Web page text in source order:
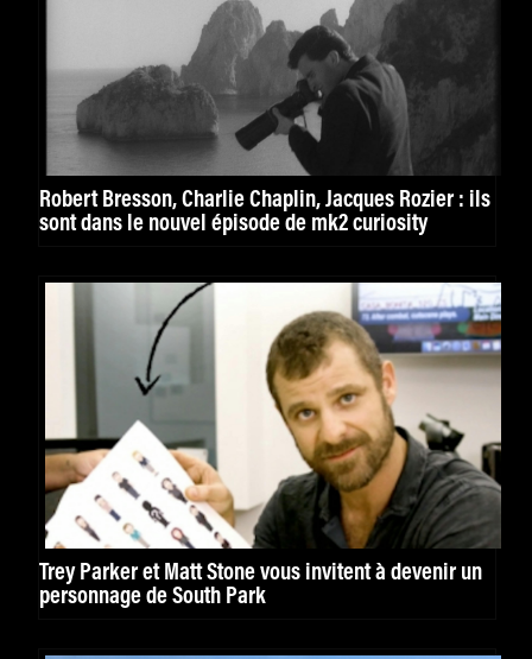
Robert Bresson, Charlie Chaplin, Jacques Rozier : ils
sont dans le nouvel épisode de mk2 curiosity
Trey Parker et Matt Stone vous invitent à devenir un
personnage de South Park